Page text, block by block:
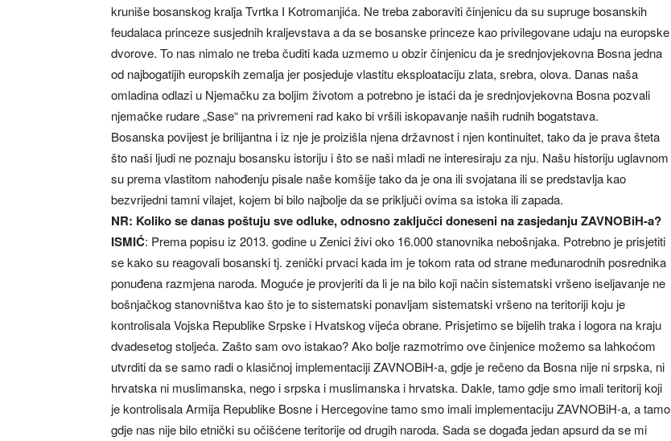
kruniše bosanskog kralja Tvrtka I Kotromanjića. Ne treba zaboraviti činjenicu da su supruge bosanskih
feudalaca princeze susjednih kraljevstava a da se bosanske princeze kao privilegovane udaju na europske
dvorove. To nas nimalo ne treba čuditi kada uzmemo u obzir činjenicu da je srednjovjekovna Bosna jedna
od najbogatijih europskih zemalja jer posjeduje vlastitu eksploataciju zlata, srebra, olova. Danas naša
omladina odlazi u Njemačku za boljim životom a potrebno je istaći da je srednjovjekovna Bosna pozvali
njemačke rudare „Sase“ na privremeni rad kako bi vršili iskopavanje naših rudnih bogatstava.
Bosanska povijest je brilijantna i iz nje je proizišla njena državnost i njen kontinuitet, tako da je prava šteta
što naši ljudi ne poznaju bosansku istoriju i što se naši mladi ne interesiraju za nju. Našu historiju uglavnom
su prema vlastitom nahođenju pisale naše komšije tako da je ona ili svojatana ili se predstavlja kao
bezvrijedni tamni vilajet, kojem bi bilo najbolje da se priključi ovima sa istoka ili zapada.
NR: Koliko se danas poštuju sve odluke, odnosno zaključci doneseni na zasjedanju ZAVNOBiH-a?
ISMIĆ: Prema popisu iz 2013. godine u Zenici živi oko 16.000 stanovnika nebošnjaka. Potrebno je prisjetiti
se kako su reagovali bosanski tj. zenički prvaci kada im je tokom rata od strane međunarodnih posrednika
ponuđena razmjena naroda. Moguće je provjeriti da li je na bilo koji način sistematski vršeno iseljavanje ne
bošnjačkog stanovništva kao što je to sistematski ponavljam sistematski vršeno na teritoriji koju je
kontrolisala Vojska Republike Srpske i Hvatskog vijeća obrane. Prisjetimo se bijelih traka i logora na kraju
dvadesetog stoljeća. Zašto sam ovo istakao? Ako bolje razmotrimo ove činjenice možemo sa lahkoćom
utvrditi da se samo radi o klasičnoj implementaciji ZAVNOBiH-a, gdje je rečeno da Bosna nije ni srpska, ni
hrvatska ni muslimanska, nego i srpska i muslimanska i hrvatska. Dakle, tamo gdje smo imali teritorij koji
je kontrolisala Armija Republike Bosne i Hercegovine tamo smo imali implementaciju ZAVNOBiH-a, a tamo
gdje nas nije bilo etnički su očišćene teritorije od drugih naroda. Sada se događa jedan apsurd da se mi